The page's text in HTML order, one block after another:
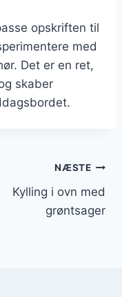
opskriften til
med
Det er en ret,
skaber
NÆSTE
Kylling i ovn med
grøntsager